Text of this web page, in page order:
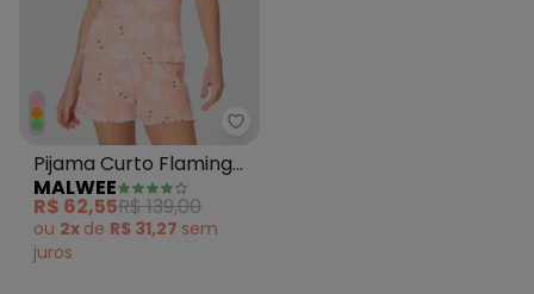
Malwee - Pijama Curto
Pijama Curto Flamingos
Laranja
MALWEE
R$ 62,55R$ 139,00
ou 2x de R$ 31,27 sem
juros